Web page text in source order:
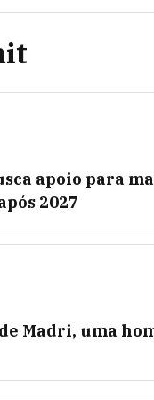
apoio para
2027
Madri, uma